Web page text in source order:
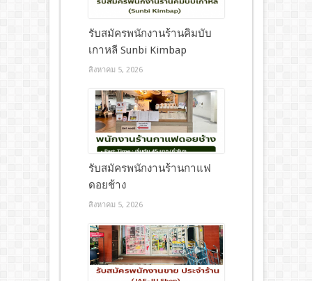
รับสมัครพนักงานร้านคิมบับ
เกาหลี Sunbi Kimbap
สิงหาคม 5, 2026
รับสมัครพนักงานร้านกาแฟ
ดอยช้าง
สิงหาคม 5, 2026